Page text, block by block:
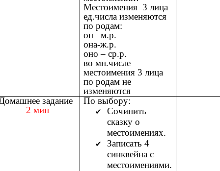
Местоимения 3 лица
ед.числа изменяются
по родам:
он –м.р.
она-ж.р.
оно – ср.р.
во мн.числе
местоимения 3 лица
по родам не
изменяются
задание
2 мин
По выбору:
Сочинить
сказку о
местоимениях.
Записать 4
синквейна с
местоимениями.